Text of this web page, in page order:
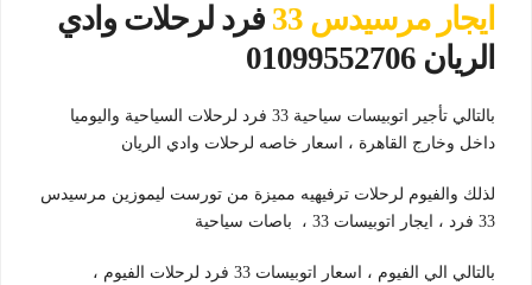
ايجار مرسيدس 33
فرد لرحلات وادي
الريان 01099552706
بالتالي تأجير اتوبيسات سياحية 33 فرد لرحلات السياحية واليوميا
داخل وخارج القاهرة ، اسعار خاصه لرحلات وادي الريان
لذلك والفيوم لرحلات ترفيهيه مميزة من تورست ليموزين مرسيدس
33 فرد ، ايجار اتوبيسات 33 ، باصات سياحية
بالتالي الي الفيوم ، اسعار اتوبيسات 33 فرد لرحلات الفيوم ،